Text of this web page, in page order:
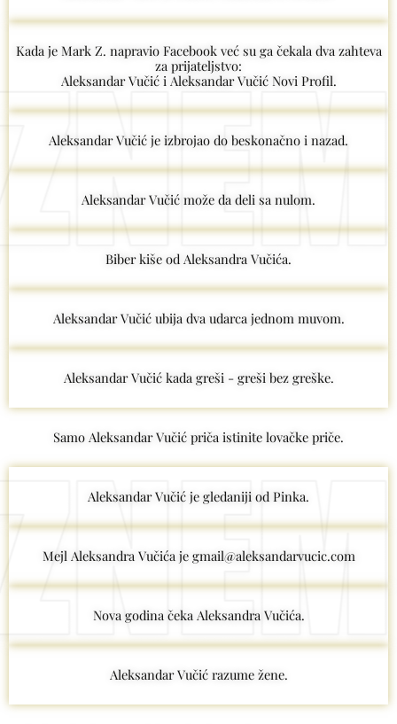
Kada je Mark Z. napravio Facebook već su ga čekala dva zahteva
za prijateljstvo:
Aleksandar Vučić i Aleksandar Vučić Novi Profil.
Aleksandar Vučić je izbrojao do beskonačno i nazad.
Aleksandar Vučić može da deli sa nulom.
Biber kiše od Aleksandra Vučića.
Aleksandar Vučić ubija dva udarca jednom muvom.
Aleksandar Vučić kada greši - greši bez greške.
Samo Aleksandar Vučić priča istinite lovačke priče.
Aleksandar Vučić je gledaniji od Pinka.
Mejl Aleksandra Vučića je gmail@aleksandarvucic.com
Nova godina čeka Aleksandra Vučića.
Aleksandar Vučić razume žene.